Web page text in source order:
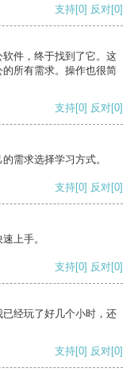
支持[0] 反对[0]
件，终于找到了它。这
所有需求。操作也很简
支持[0] 反对[0]
需求选择学习方式。
支持[0] 反对[0]
上手。
支持[0] 反对[0]
经玩了好几个小时，还
支持[0] 反对[0]